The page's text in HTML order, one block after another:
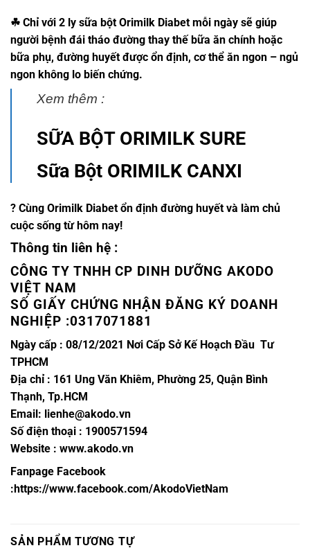
☘ Chỉ với 2 ly sữa bột Orimilk Diabet mỗi ngày sẽ giúp
người bệnh đái tháo đường thay thế bữa ăn chính hoặc
bữa phụ, đường huyết được ổn định, cơ thể ăn ngon – ngủ
ngon không lo biến chứng.
Xem thêm :
SỮA BỘT ORIMILK SURE
Sữa Bột ORIMILK CANXI
? Cùng Orimilk Diabet ổn định đường huyết và làm chủ
cuộc sống từ hôm nay!
Thông tin liên hệ :
CÔNG TY TNHH CP DINH DƯỠNG AKODO
VIỆT NAM
SỐ GIẤY CHỨNG NHẬN ĐĂNG KÝ DOANH
NGHIỆP :0317071881
Ngày cấp : 08/12/2021 Nơi Cấp Sở Kế Hoạch Đầu Tư
TPHCM
Địa chỉ : 161 Ung Văn Khiêm, Phường 25, Quận Bình
Thạnh, Tp.HCM
Email: lienhe@akodo.vn
Số điện thoại : 1900571594
Website : www.akodo.vn
Fanpage Facebook
: https://www.facebook.com/AkodoVietNam
SẢN PHẨM TƯƠNG TỰ